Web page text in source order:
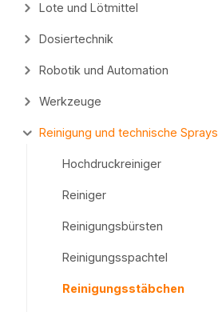
Lote und Lötmittel
Dosiertechnik
Robotik und Automation
Werkzeuge
Reinigung und technische Sprays
Hochdruckreiniger
Reiniger
Reinigungsbürsten
Reinigungsspachtel
Reinigungsstäbchen